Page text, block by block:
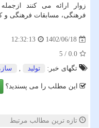
زوار ارائه می کنند
فرهنگی، مسابقات فرهنگی و
1402/06/18
12:32:13
0.0
/
5
تگهای خبر:
تولید ,
این مطلب را می پسندید؟
تازه ترین مطالب مرتبط